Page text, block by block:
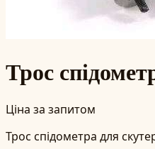
Трос
Ціна за запитом
Трос спідометра для